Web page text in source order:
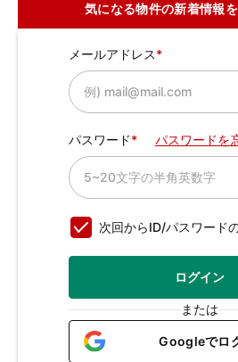
気になる物件の新着情報
メールアドレス
パスワード パスワードを
次回からID/パスワード
ログイン
または
Googleでロ